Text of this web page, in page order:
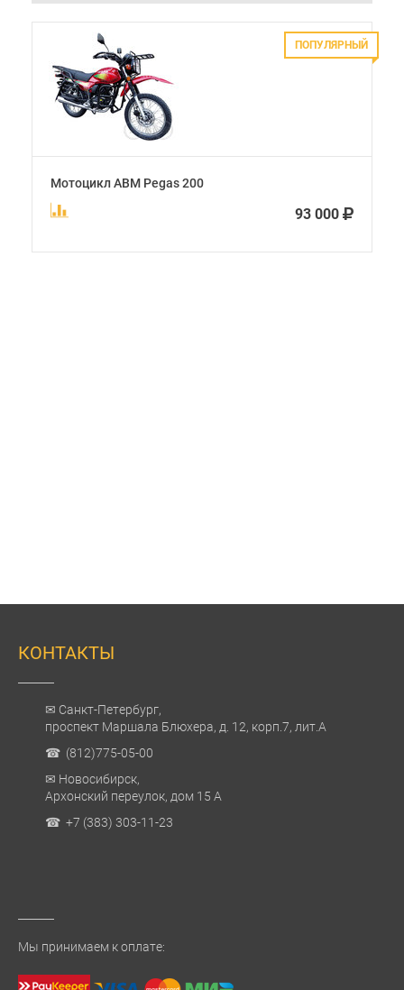
Мотоцикл ABM Pegas 200
93 000
КОНТАКТЫ
✉ Санкт-Петербург,
проспект Маршала Блюхера, д. 12, корп.7, лит.А
☎ (812)775-05-00
✉ Новосибирск,
Архонский переулок, дом 15 А
☎ +7 (383) 303-11-23
Мы принимаем к оплате: